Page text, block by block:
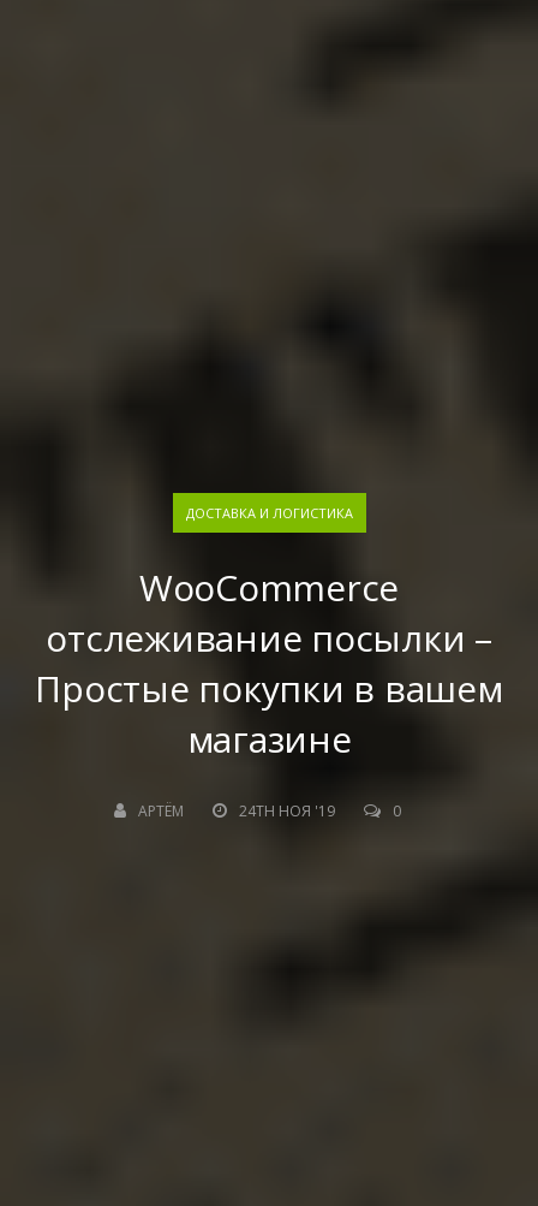
ДОСТАВКА И ЛОГИСТИКА
WooCommerce
отслеживание посылки –
Простые покупки в вашем
магазине
АРТЁМ 24TH НОЯ '19 0